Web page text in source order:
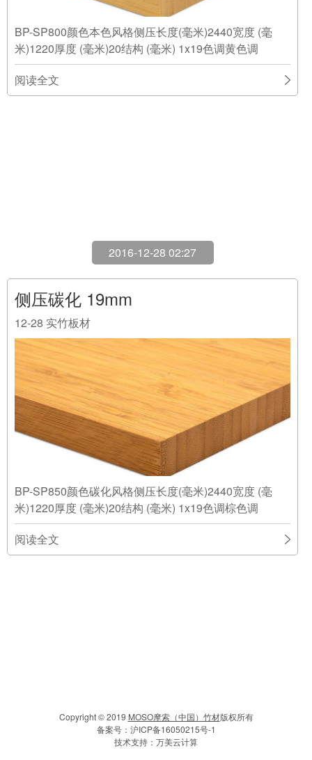
BP-SP800颜色本色风格侧压长度(毫米)2440宽度 (毫
米)1220厚度 (毫米)20结构 (毫米) 1x19色调黄色调
阅读全文
2016-12-28 02:27
侧压碳化 19mm
12-28 实竹板材
BP-SP850颜色碳化风格侧压长度(毫米)2440宽度 (毫
米)1220厚度 (毫米)20结构 (毫米) 1x19色调棕色调
阅读全文
Copyright © 2019 MOSO摩索（中国）竹材版权所有
备案号： 沪ICP备16050215号-1
技术支持： 万美云计算